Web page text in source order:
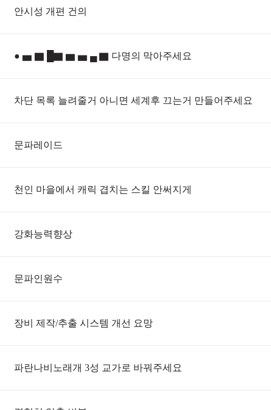
안시성 개편 건의
● ▅ ▇ █▇ ▆ ▅ ▄ ▇ 다명의 막아주세요
차단 목록 늘려줄거 아니면 세계후 끄는거 만들어주세요
문파레이드
천인 마을에서 캐릭 겹치는 스킬 안써지게
강화능력향상
문파인원수
장비 제작/추출 시스템 개선 요망
파란나비노래개 3성 교가로 바꿔주세요